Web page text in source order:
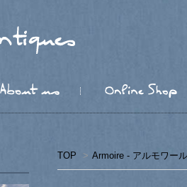
TOP > Armoire - アルモワール